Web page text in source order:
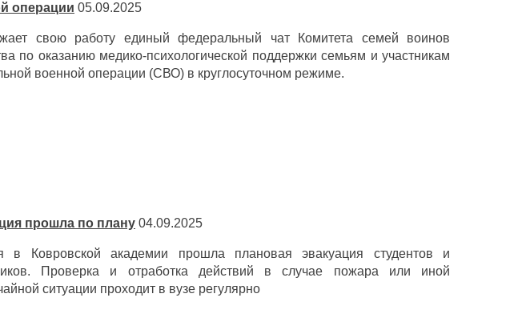
операции 05.09.2025
свою работу единый федеральный чат Комитета семей воинов
по оказанию медико-психологической поддержки семьям и участникам
военной операции (СВО) в круглосуточном режиме.
прошла по плану 04.09.2025
в Ковровской академии прошла плановая эвакуация студентов и
Проверка и отработка действий в случае пожара или иной
ситуации проходит в вузе регулярно